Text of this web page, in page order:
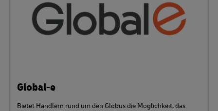
Global-e
Bietet Händlern rund um den Globus die Möglichkeit, das